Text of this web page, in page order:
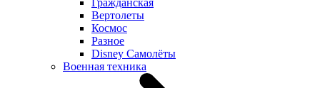
Гражданская
Вертолеты
Космос
Разное
Disney Самолёты
Военная техника